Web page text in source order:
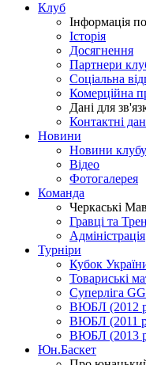
Клуб
Інформація
Історія
Досягнення
Партнери
Соціальна
Комерційна
Дані для
Контактні
Новини
Новини клубу
Відео
Фотогалерея
Команда
Черкаські
Гравці та
Адміністрація
Турніри
Кубок
Товариські
Суперліга
ВЮБЛ (2012
ВЮБЛ (2011
ВЮБЛ (2013
Юн.Баскет